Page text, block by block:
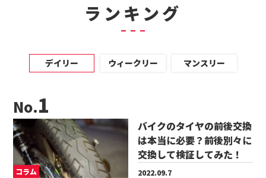
ランキング
デイリー ウィークリー マンスリー
No.
コラム
バイクのタイヤの前後交換
は本当に必要？前後別々に
交換して検証してみた！
2022.09.7